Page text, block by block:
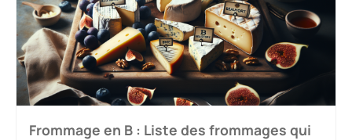
Frommage en B : Liste des frommages qui